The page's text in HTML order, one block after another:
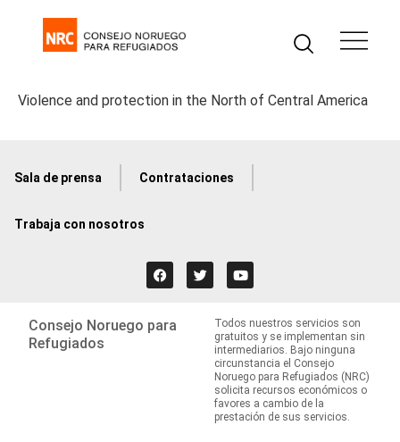
Violence and protection in the North of Central America
Sala de prensa Contrataciones
Trabaja con nosotros
Consejo Noruego para
Refugiados
Todos nuestros servicios son
gratuitos y se implementan sin
intermediarios. Bajo ninguna
circunstancia el Consejo
Noruego para Refugiados (NRC)
solicita recursos económicos o
favores a cambio de la
prestación de sus servicios.